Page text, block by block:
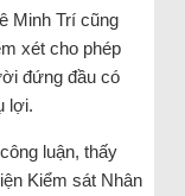
Minh Trí cũng
xét cho phép
đứng đầu có
lợi.
luận, thấy
Kiểm sát Nhân